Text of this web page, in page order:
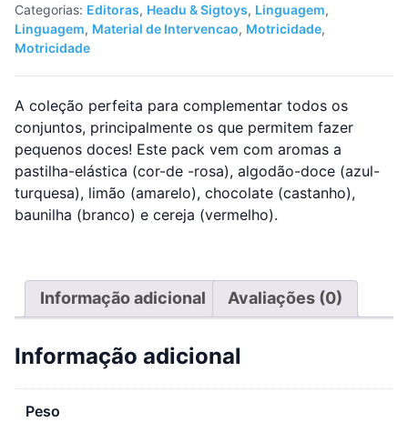
Categorias: Editoras, Headu & Sigtoys, Linguagem,
Linguagem, Material de Intervencao, Motricidade,
Motricidade
A coleção perfeita para complementar todos os
conjuntos, principalmente os que permitem fazer
pequenos doces! Este pack vem com aromas a
pastilha-elástica (cor-de -rosa), algodão-doce (azul-
turquesa), limão (amarelo), chocolate (castanho),
baunilha (branco) e cereja (vermelho).
Informação adicional Avaliações (0)
Informação adicional
Peso